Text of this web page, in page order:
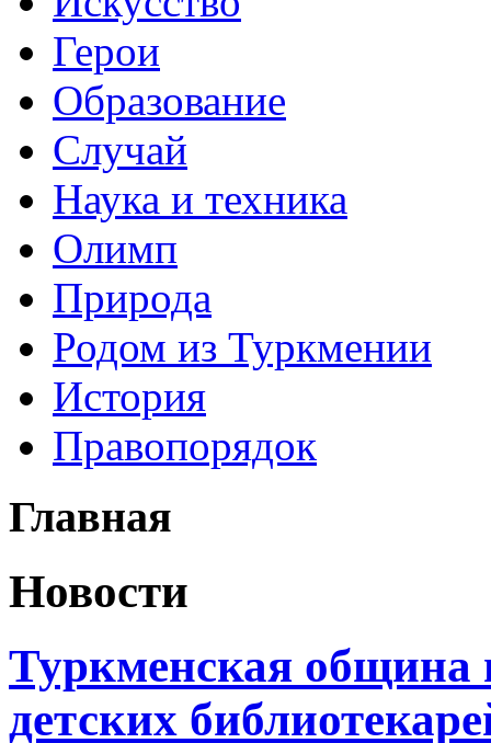
Герои
Образование
Случай
Наука и техника
Олимп
Природа
Родом из Туркмении
История
Правопорядок
Главная
Новости
Туркменская община
детских